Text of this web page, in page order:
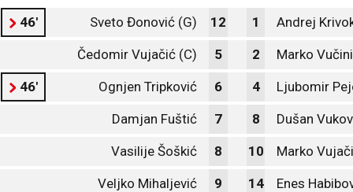
46' Sveto Đonović (G) 12 1 Andrej
Čedomir Vujačić (C) 5 2 Marko
46' Ognjen Tripković 6 4 Ljubomir
Damjan Fuštić 7 8 Dušan
Vasilije Šoškić 8 10 Marko
Veljko Mihaljević 9 14 Enes